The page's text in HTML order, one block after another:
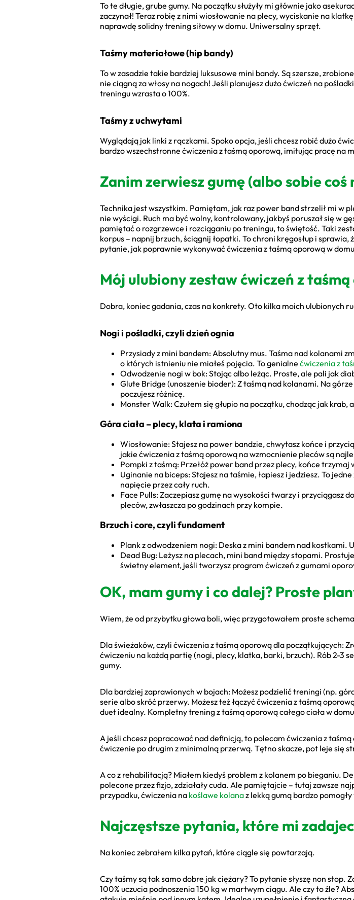
To te długie, grube gumy. Na początku służyły mi głównie jako
zaczynał! Teraz robię z nimi wiosłowanie na plecy, wyciskanie na
naprawdę solidny trening siłowy w domu. Uniwersalny sprzęt.
Taśmy materiałowe (hip bandy)
To w zasadzie takie bardziej luksusowe mini bandy. Są szersze,
nie ciągną za włosy na nogach! Jeśli planujesz dużo ćwiczeń na
treningu wzrasta o 100%.
Taśmy z uchwytami
Wyglądają jak linki z rączkami. Spoko opcja, jeśli chcesz robić dużo
bardzo wszechstronne ćwiczenia z taśmą oporową, imitując pracę na
Zanim zerwiesz gumę (albo sobie
Technika jest wszystkim. Pamiętam, jak raz power band strzelił mi w
nie wyścigi. Ruch ma być wolny, kontrolowany, jakbyś poruszał się w
pamiętać o rozgrzewce i rozciąganiu po treningu, to świętość. Taki
korpus – napnij brzuch, ściągnij łopatki. To chroni kręgosłup i
pytanie, jak poprawnie wykonywać ćwiczenia z taśmą oporową w
Mój ulubiony zestaw ćwiczeń z taśmą
Dobra, koniec gadania, czas na konkrety. Oto kilka moich ulubionych
Nogi i pośladki, czyli dzień ognia
Przysiady z mini bandem: Absolutny mus. Taśma nad kolanami
o których istnieniu nie miałeś pojęcia. To genialne ćwiczenia z
Odwodzenie nogi w bok: Stojąc albo leżąc. Proste, ale pali jak
Glute Bridge (unoszenie bioder): Z taśmą nad kolanami. Na
poczujesz różnicę.
Monster Walk: Czułem się głupio na początku, chodząc jak
Góra ciała – plecy, klata i ramiona
Wiosłowanie: Stajesz na power bandzie, chwytasz końce i
jakie ćwiczenia z taśmą oporową na wzmocnienie pleców są
Pompki z taśmą: Przełóż power band przez plecy, końce
Uginanie na biceps: Stajesz na taśmie, łapiesz i jedziesz. To
napięcie przez cały ruch.
Face Pulls: Zaczepiasz gumę na wysokości twarzy i przyciągasz
pleców, zwłaszcza po godzinach przy kompie.
Brzuch i core, czyli fundament
Plank z odwodzeniem nogi: Deska z mini bandem nad kostkami.
Dead Bug: Leżysz na plecach, mini band między stopami.
świetny element, jeśli tworzysz program ćwiczeń z gumami
OK, mam gumy i co dalej? Proste
Wiem, że od przybytku głowa boli, więc przygotowałem proste
Dla świeżaków, czyli ćwiczenia z taśmą oporową dla początkujących:
ćwiczeniu na każdą partię (nogi, plecy, klatka, barki, brzuch). Rób 2-3
gumy.
Dla bardziej zaprawionych w bojach: Możesz podzielić treningi (np.
serie albo skróć przerwy. Możesz też łączyć ćwiczenia z taśmą
duet idealny. Kompletny trening z taśmą oporową całego ciała w
A jeśli chcesz popracować nad definicją, to polecam ćwiczenia z
ćwiczenie po drugim z minimalną przerwą. Tętno skacze, pot leje się
A co z rehabilitacją? Miałem kiedyś problem z kolanem po bieganiu.
polecone przez fizjo, zdziałały cuda. Ale pamiętajcie – tutaj zawsze
przypadku, ćwiczenia na koślawe kolanaz lekką gumą bardzo
Najczęstsze pytania, które mi
Na koniec zebrałem kilka pytań, które ciągle się powtarzają.
Czy taśmy są tak samo dobre jak ciężary? To pytanie słyszę non
100% uczucia podnoszenia 150 kg w martwym ciągu. Ale czy to źle?